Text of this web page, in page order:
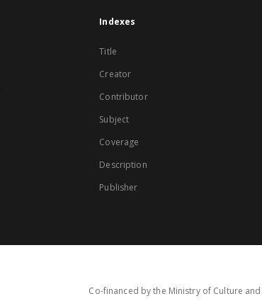
Indexes
Title
Creator
Contributor
Subject
Coverage
Description
Publisher
Co-financed by the Ministry of Culture